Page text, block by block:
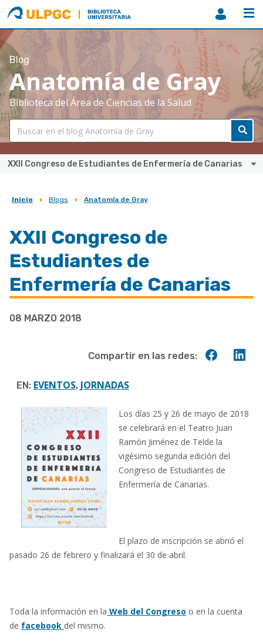
ULPGC
Biblioteca
ULPGC
Blog
Anatomía de Gray
Biblioteca del Área de Ciencias de la Salud
XXII Congreso de Estudiantes de Enfermería de Canarias
Sobrescribir
de
ayuda
a
la
navegación
Inicio Blogs Anatomía de Gray
XXII Congreso de
Estudiantes de
Enfermería de Canarias
08 MARZO 2018
Compartir en las redes:
EN: EVENTOS, JORNADAS
Los días 25 y 26 de mayo de 2018
se celebrará en el Teatro Juan
Ramón Jiménez de Telde la
vigésimo segunda edición del
Congreso de Estudiantes de
Enfermería de Canarias.
El plazo de inscripción se abrió el
pasado 26 de febrero y finalizará el 30 de abril.
Toda la información en la Web del Congreso o en la cuenta
de facebook del mismo.